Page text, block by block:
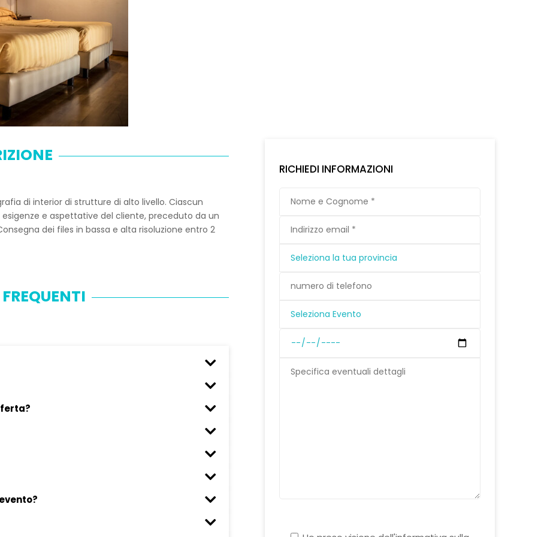
di interior di strutture di alto livello. Ciascun
e aspettative del cliente, preceduto da un
dei files in bassa e alta risoluzione entro 2
RICHIEDI INFORMAZIONI